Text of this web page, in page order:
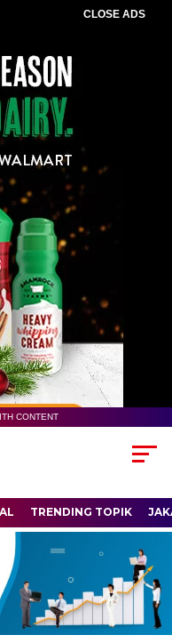
CLOSE ADS
CONTENT
TRENDING TOPIK